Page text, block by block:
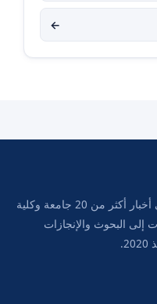
←
بوابة الأخبار الأكاديمية العراقية — نغطي أخبار أكثر من 20 جامعة وكلية
إلى البحوث والإنجازات